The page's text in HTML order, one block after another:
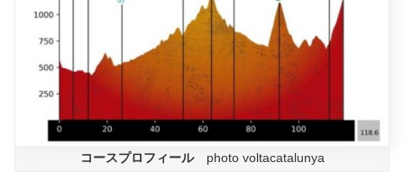
コースプロフィールphoto voltacatalunya